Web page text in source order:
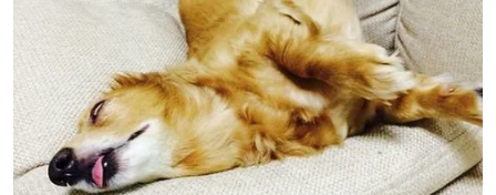
सा
ल
बे
मि
सा